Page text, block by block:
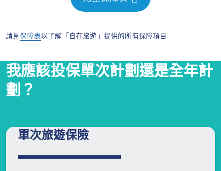
請見保障表以了解「自在旅遊」提供的所有保障項目
我應該投保單次計劃還是全年計
劃？
單次旅遊保險